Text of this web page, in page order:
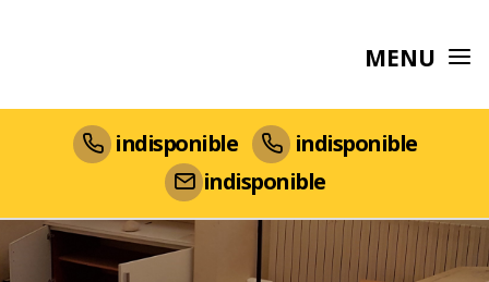
MENU
indisponible
indisponible
indisponible